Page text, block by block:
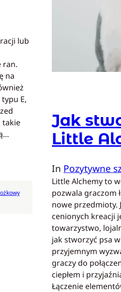
lub
ran.
na
E,
takie
Jak
Little
In Pozytywne
Little Alchemy to
pozwala graczom
nowe przedmioty.
cenionych kreacji
towarzystwo,
jak stworzyć psa
przyjemnym
graczy do
ciepłem i
Łączenie